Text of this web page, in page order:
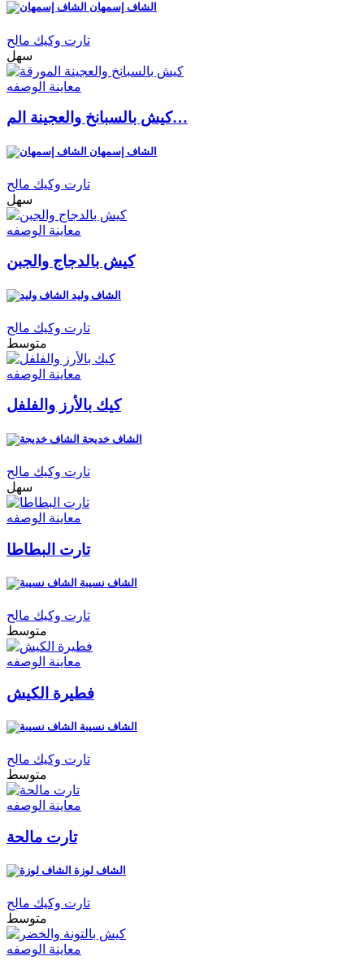
الشاف إسمهان
تارت وكيك مالح
سهل
معاينة الوصفه
كيش بالسبانخ والعجينة الم…
الشاف إسمهان
تارت وكيك مالح
سهل
معاينة الوصفه
كيش بالدجاج والجبن
الشاف وليد
تارت وكيك مالح
متوسط
معاينة الوصفه
كيك بالأرز والفلفل
الشاف خديجة
تارت وكيك مالح
سهل
معاينة الوصفه
تارت البطاطا
الشاف نسيبة
تارت وكيك مالح
متوسط
معاينة الوصفه
فطيرة الكيش
الشاف نسيبة
تارت وكيك مالح
متوسط
معاينة الوصفه
تارت مالحة
الشاف لوزة
تارت وكيك مالح
متوسط
معاينة الوصفه